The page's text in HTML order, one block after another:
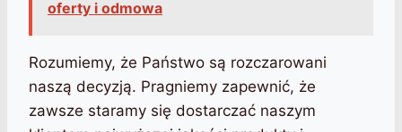
oferty i odmowa
Rozumiemy, że Państwo są rozczarowani
naszą decyzją. Pragniemy zapewnić, że
zawsze staramy się dostarczać naszym